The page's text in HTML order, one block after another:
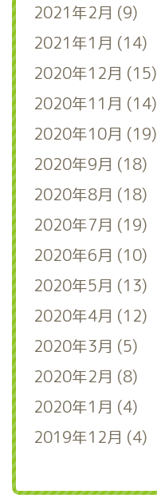
2021年2月 (9)
2021年1月 (14)
2020年12月 (15)
2020年11月 (14)
2020年10月 (19)
2020年9月 (18)
2020年8月 (18)
2020年7月 (19)
2020年6月 (10)
2020年5月 (13)
2020年4月 (12)
2020年3月 (5)
2020年2月 (8)
2020年1月 (4)
2019年12月 (4)